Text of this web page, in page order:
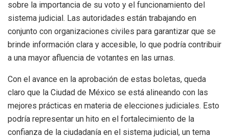
sobre la importancia de su voto y el funcionamiento del
sistema judicial. Las autoridades están trabajando en
conjunto con organizaciones civiles para garantizar que se
brinde información clara y accesible, lo que podría contribuir
a una mayor afluencia de votantes en las urnas.
Con el avance en la aprobación de estas boletas, queda
claro que la Ciudad de México se está alineando con las
mejores prácticas en materia de elecciones judiciales. Esto
podría representar un hito en el fortalecimiento de la
confianza de la ciudadanía en el sistema judicial, un tema